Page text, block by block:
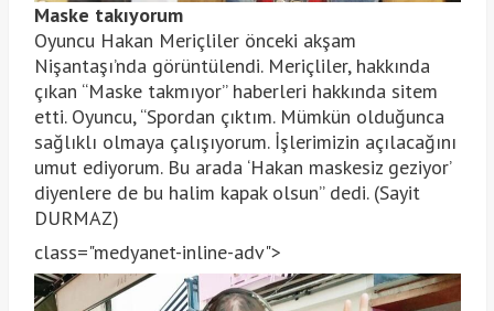
Maske takıyorum
Oyuncu Hakan Meriçliler önceki akşam
Nişantaşı’nda görüntülendi. Meriçliler, hakkında
çıkan “Maske takmıyor” haberleri hakkında sitem
etti. Oyuncu, “Spordan çıktım. Mümkün olduğunca
sağlıklı olmaya çalışıyorum. İşlerimizin açılacağını
umut ediyorum. Bu arada ‘Hakan maskesiz geziyor’
diyenlere de bu halim kapak olsun” dedi. (Sayit
DURMAZ)
class="medyanet-inline-adv">